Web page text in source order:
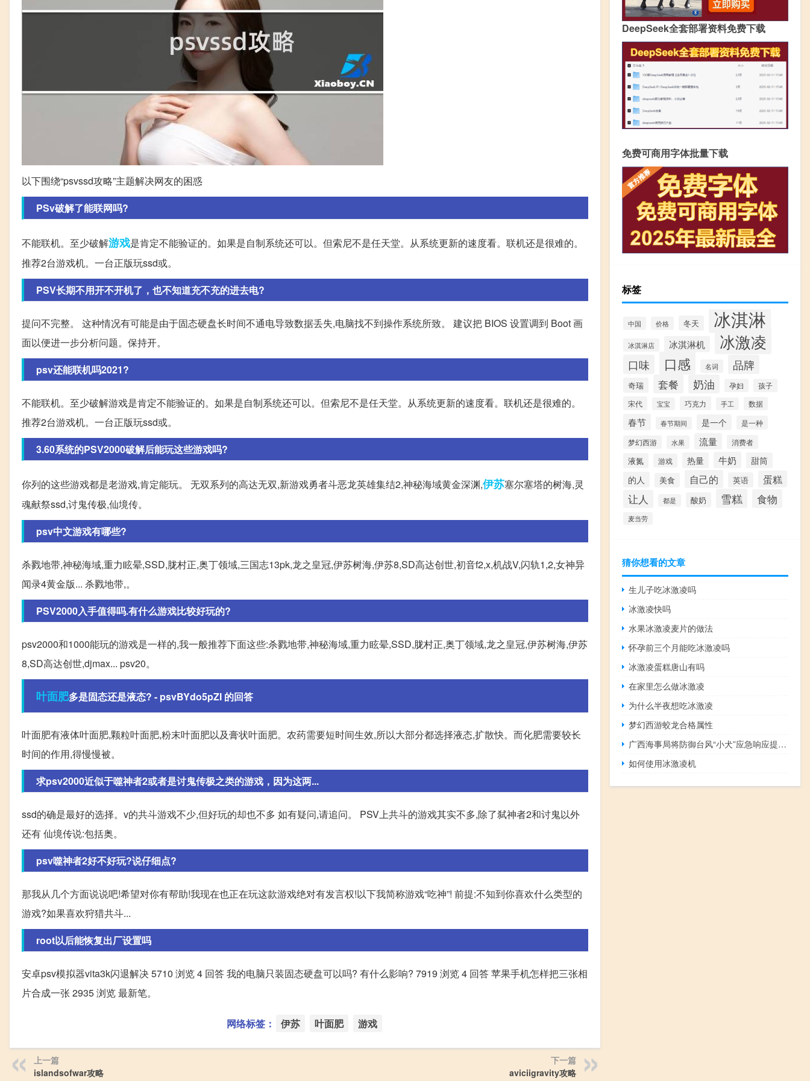
以下围绕“psvssd攻略”主题解决网友的困惑
PSv破解了能联网吗?
不能联机。至少破解游戏是肯定不能验证的。如果是自制系统还可以。但索尼不是任天堂。从系统更新的速度看。联机还是很难的。
推荐2台游戏机。一台正版玩ssd或。
PSV长期不用开不开机了，也不知道充不充的进去电?
提问不完整。 这种情况有可能是由于固态硬盘长时间不通电导致数据丢失,电脑找不到操作系统所致。 建议把 BIOS 设置调到 Boot 画
面以便进一步分析问题。保持开。
psv还能联机吗2021?
不能联机。至少破解游戏是肯定不能验证的。如果是自制系统还可以。但索尼不是任天堂。从系统更新的速度看。联机还是很难的。
推荐2台游戏机。一台正版玩ssd或。
3.60系统的PSV2000破解后能玩这些游戏吗?
你列的这些游戏都是老游戏,肯定能玩。 无双系列的高达无双,新游戏勇者斗恶龙英雄集结2,神秘海域黄金深渊,伊苏塞尔塞塔的树海,灵
魂献祭ssd,讨鬼传极,仙境传。
psv中文游戏有哪些?
杀戮地带,神秘海域,重力眩晕,SSD,胧村正,奥丁领域,三国志13pk,龙之皇冠,伊苏树海,伊苏8,SD高达创世,初音f2,x,机战V,闪轨1,2,女神异
闻录4黄金版... 杀戮地带,。
PSV2000入手值得吗.有什么游戏比较好玩的?
psv2000和1000能玩的游戏是一样的,我一般推荐下面这些:杀戮地带,神秘海域,重力眩晕,SSD,胧村正,奥丁领域,龙之皇冠,伊苏树海,伊苏
8,SD高达创世,djmax... psv20。
叶面肥多是固态还是液态? - psvBYdo5pZI 的回答
叶面肥有液体叶面肥,颗粒叶面肥,粉末叶面肥以及膏状叶面肥。农药需要短时间生效,所以大部分都选择液态,扩散快。而化肥需要较长
时间的作用,得慢慢被。
求psv2000近似于噬神者2或者是讨鬼传极之类的游戏，因为这两...
ssd的确是最好的选择。v的共斗游戏不少,但好玩的却也不多 如有疑问,请追问。 PSV上共斗的游戏其实不多,除了弑神者2和讨鬼以外
还有 仙境传说:包括奥。
psv噬神者2好不好玩?说仔细点?
那我从几个方面说说吧!希望对你有帮助!我现在也正在玩这款游戏绝对有发言权!以下我简称游戏“吃神”! 前提:不知到你喜欢什么类型的
游戏?如果喜欢狩猎共斗...
root以后能恢复出厂设置吗
安卓psv模拟器vita3k闪退解决 5710 浏览 4 回答 我的电脑只装固态硬盘可以吗? 有什么影响? 7919 浏览 4 回答 苹果手机怎样把三张相
片合成一张 2935 浏览 最新笔。
网络标签： 伊苏 叶面肥 游戏
上一篇
islandsofwar攻略
下一篇
aviciigravity攻略
DeepSeek全套部署资料免费下载
免费可商用字体批量下载
标签
中国 价格 冬天 冰淇淋
冰淇淋店 冰淇淋机 冰激凌
口味 口感 名词 品牌
奇瑞 套餐 奶油 孕妇 孩子
宋代 宝宝 巧克力 手工 数据
春节 春节期间 是一个 是一种
梦幻西游 水果 流量 消费者
液氮 游戏 热量 牛奶
甜筒
的人
美食 自己的 英语 蛋糕
让人 都是 酸奶 雪糕 食物
麦当劳
猜你想看的文章
生儿子吃冰激凌吗
冰激凌快吗
水果冰激凌麦片的做法
怀孕前三个月能吃冰激凌吗
冰激凌蛋糕唐山有吗
在家里怎么做冰激凌
为什么半夜想吃冰激凌
梦幻西游蛟龙合格属性
广西海事局将防御台风“小犬”应急响应提升为Ⅲ级
如何使用冰激凌机